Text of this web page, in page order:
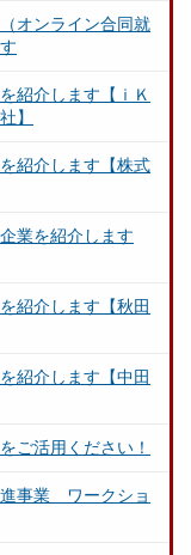
オンライン合同就
紹介します【ｉＫ
】
紹介します【株式
業を紹介します
紹介します【秋田
紹介します【中田
ご活用ください！
事業 ワークショ